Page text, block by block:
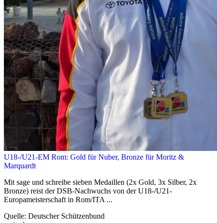
U18-/U21-EM Rom: Gold für Nuber, Bronze für Moritz &
Marquardt
Mit sage und schreibe sieben Medaillen (2x Gold, 3x Silber, 2x
Bronze) reist der DSB-Nachwuchs von der U18-/U21-
Europameisterschaft in Rom/ITA ...
Quelle: Deutscher Schützenbund